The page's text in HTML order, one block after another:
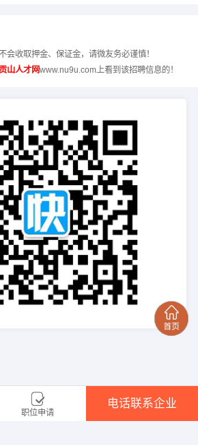
会收取押金、保证金，请微友务必谨慎！
山人才网www.nu9u.com上看到该招聘信息的！
职位申请
电话联系企业